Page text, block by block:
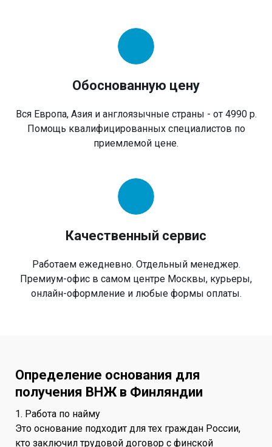
Обоснованную цену
Вся Европа, Азия и англоязычные страны - от 4990 р.
Помощь квалифицированных специалистов по
приемлемой цене.
Качественный сервис
Работаем ежедневно. Отдельный менеджер.
Премиум-офис в самом центре Москвы, курьеры,
онлайн-оформление и любые формы оплаты.
Определение основания для
получения ВНЖ в Финляндии
1. Работа по найму
Это основание подходит для тех граждан России,
кто заключил трудовой договор с финской